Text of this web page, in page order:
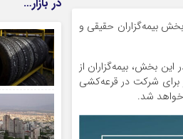
روابط عمومی بیمه ملت، این جشنواره از ۱۲ آبان تا ۲۹ اسفند ۱۴۰۴ در دو بخش بیمه‌گزاران حقیقی و
بخش، بیمه‌گزاران از
بیمه‌نامه، یک امتیاز برای شرکت در قرعه‌کشی
خواهد شد.